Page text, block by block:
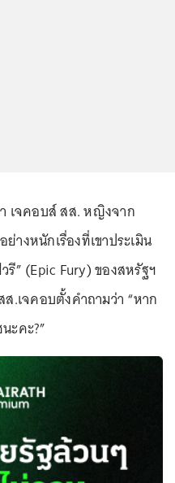
เจคอบส์ สส. หญิงจาก
างหนักเรื่องที่เขาประเมิน
” (Epic Fury) ของสหรัฐฯ
.เจคอบตั้งคำถามว่า “หาก
ะคะ?”